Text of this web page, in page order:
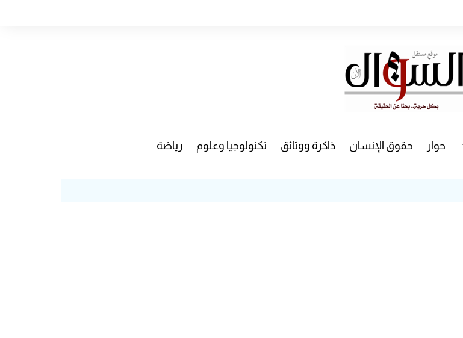
حوار حقوق الإنسان ذاكرة ووثائق تكنولوجيا وعلوم رياضة